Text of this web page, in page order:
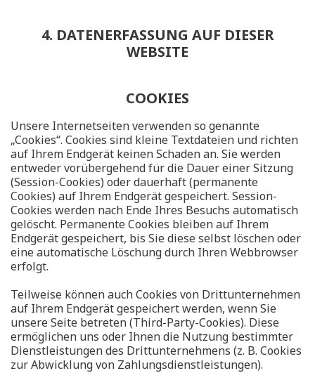
4. DATENERFASSUNG AUF DIESER
WEBSITE
COOKIES
Unsere Internetseiten verwenden so genannte
„Cookies“. Cookies sind kleine Textdateien und richten
auf Ihrem Endgerät keinen Schaden an. Sie werden
entweder vorübergehend für die Dauer einer Sitzung
(Session-Cookies) oder dauerhaft (permanente
Cookies) auf Ihrem Endgerät gespeichert. Session-
Cookies werden nach Ende Ihres Besuchs automatisch
gelöscht. Permanente Cookies bleiben auf Ihrem
Endgerät gespeichert, bis Sie diese selbst löschen oder
eine automatische Löschung durch Ihren Webbrowser
erfolgt.
Teilweise können auch Cookies von Drittunternehmen
auf Ihrem Endgerät gespeichert werden, wenn Sie
unsere Seite betreten (Third-Party-Cookies). Diese
ermöglichen uns oder Ihnen die Nutzung bestimmter
Dienstleistungen des Drittunternehmens (z. B. Cookies
zur Abwicklung von Zahlungsdienstleistungen).